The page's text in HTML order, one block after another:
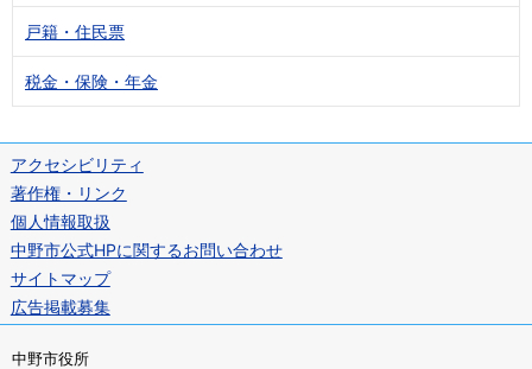
戸籍・住民票
税金・保険・年金
アクセシビリティ
著作権・リンク
個人情報取扱
中野市公式HPに関するお問い合わせ
サイトマップ
広告掲載募集
中野市役所